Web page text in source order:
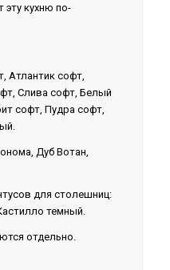
эту кухню по-
Атлантик софт,
Слива софт, Белый
софт, Пудра софт,
Дуб Вотан,
для столешниц:
темный.
отдельно.